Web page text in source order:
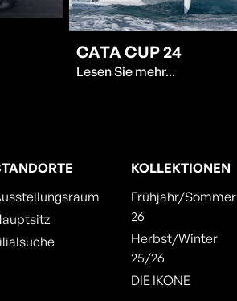
CATA CUP 24
Lesen Sie mehr...
KOLLEKTIONEN
Frühjahr/Sommer
26
Herbst/Winter
25/26
DIE IKONE